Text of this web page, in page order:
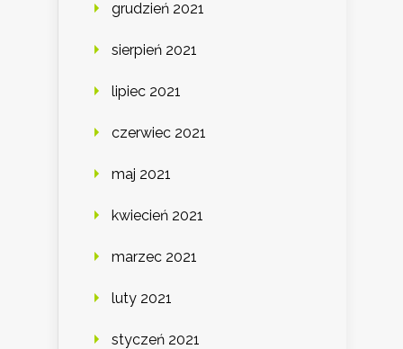
grudzień 2021
sierpień 2021
lipiec 2021
czerwiec 2021
maj 2021
kwiecień 2021
marzec 2021
luty 2021
styczeń 2021